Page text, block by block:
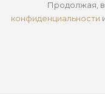
Продолжая,
конфиденциальности